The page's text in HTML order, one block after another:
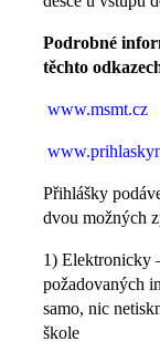
Podrobné
těchto
www.msmt.cz
Přihlášky
dvou možných
1) Elektronicky
požadovaných
samo, nic
škole